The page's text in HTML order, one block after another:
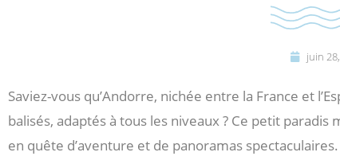
juin
Saviez-vous qu’Andorre, nichée entre la France et
balisés, adaptés à tous les niveaux ? Ce petit
en quête d’aventure et de panoramas